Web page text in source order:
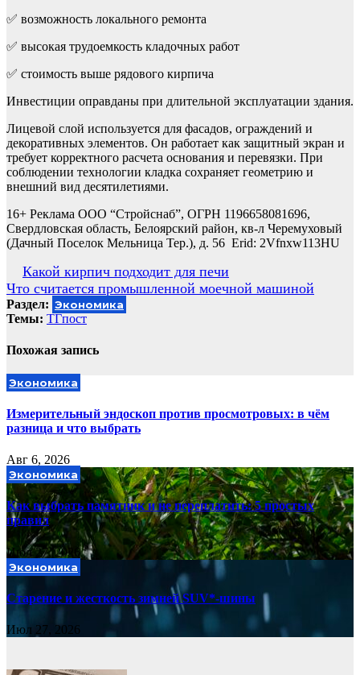
✅ возможность локального ремонта
✅ высокая трудоемкость кладочных работ
✅ стоимость выше рядового кирпича
Инвестиции оправданы при длительной эксплуатации здания.
Лицевой слой используется для фасадов, ограждений и
декоративных элементов. Он работает как защитный экран и
требует корректного расчета основания и перевязки. При
соблюдении технологии кладка сохраняет геометрию и
внешний вид десятилетиями.
16+ Реклама ООО “Стройснаб”, ОГРН 1196658081696,
Свердловская область, Белоярский район, кв-л Черемуховый
(Дачный Поселок Мельница Тер.), д. 56 Erid: 2Vfnxw113HU
Навигация
по
записям
Какой кирпич подходит для печи
Что считается промышленной моечной машиной
Раздел: Экономика
Темы: ТГпост
Похожая запись
Экономика
Измерительный эндоскоп против просмотровых: в чём
разница и что выбрать
Авг 6, 2026
Экономика
Как выбрать памятник и не переплатить: 5 простых
правил
Июл 27, 2026
Экономика
Старение и жесткость зимней SUV*-шины
Июл 27, 2026